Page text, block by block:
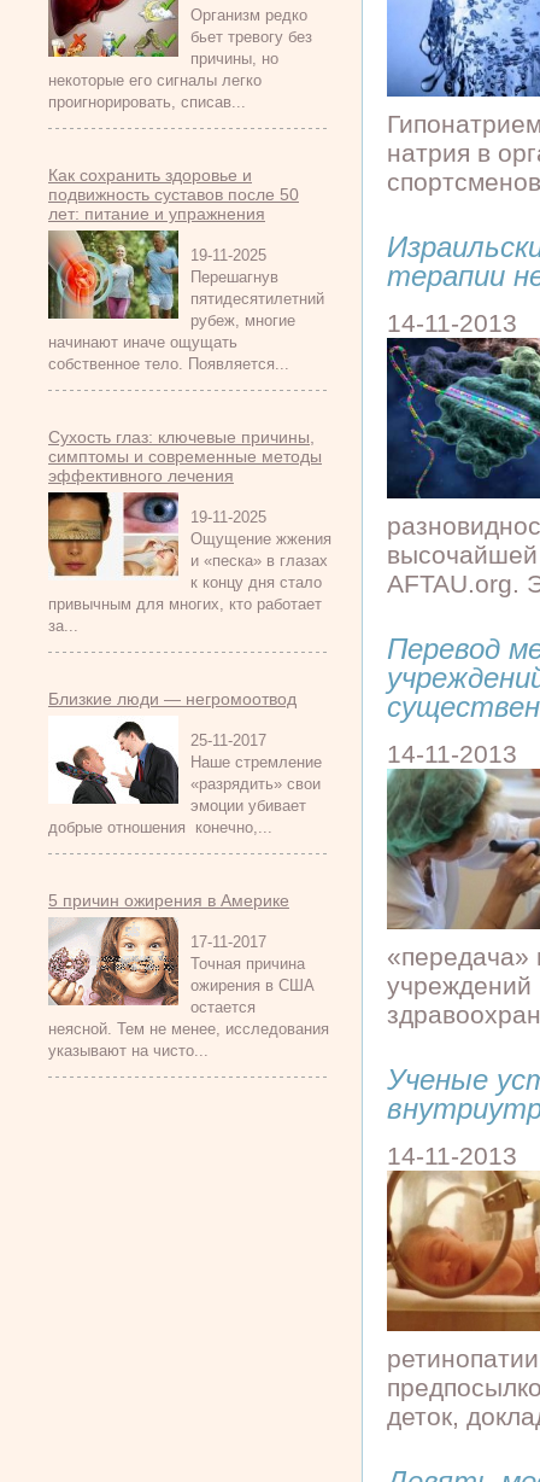
Организм редко
бьет тревогу без
причины, но
некоторые его сигналы легко
проигнорировать, списав...
Как сохранить здоровье и
подвижность суставов после 50
лет: питание и упражнения
19-11-2025
Перешагнув
пятидесятилетний
рубеж, многие
начинают иначе ощущать
собственное тело. Появляется...
Сухость глаз: ключевые причины,
симптомы и современные методы
эффективного лечения
19-11-2025
Ощущение жжения
и «песка» в глазах
к концу дня стало
привычным для многих, кто работает
за...
Близкие люди — негромоотвод
25-11-2017
Наше стремление
«разрядить» свои
эмоции убивает
добрые отношения конечно,...
5 причин ожирения в Америке
17-11-2017
Точная причина
ожирения в США
остается
неясной. Тем не менее, исследования
указывают на чисто...
натрия в
терапии
14-11-2013
высочайшей
AFTAU.org.
Перевод
14-11-2013
«передача»
учреждений
Ученые
14-11-2013
деток,